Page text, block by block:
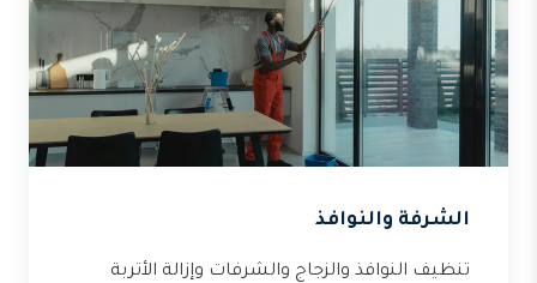
الشرفة والنوافذ
تنظيف النوافذ والزجاج والشرفات وإزالة الأتربة